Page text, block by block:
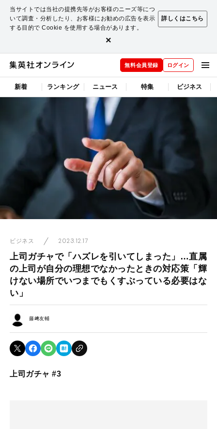
当サイトでは当社の提携先等がお客様のニーズ等につ
いて調査・分析したり、お客様にお勧めの広告を表示
する目的で Cookie を使用する場合があります。
詳しくはこちら
×
無料会員登録 ログイン
新着 ランキング ニュース 特集 ビジネス
ビジネス 2023.12.17
上司ガチャで「ハズレを引いてしまった」…直属
の上司が自分の理想でなかったときの対応策「輝
けない場所でいつまでもくすぶっている必要はな
い」
藤﨑友輔
上司ガチャ #3